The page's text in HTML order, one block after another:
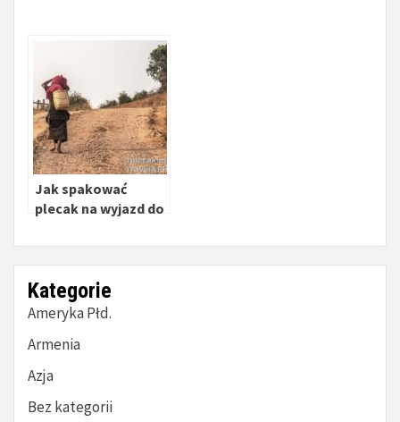
Jak spakować
plecak na wyjazd do
Kategorie
Ameryka Płd.
Armenia
Azja
Bez kategorii